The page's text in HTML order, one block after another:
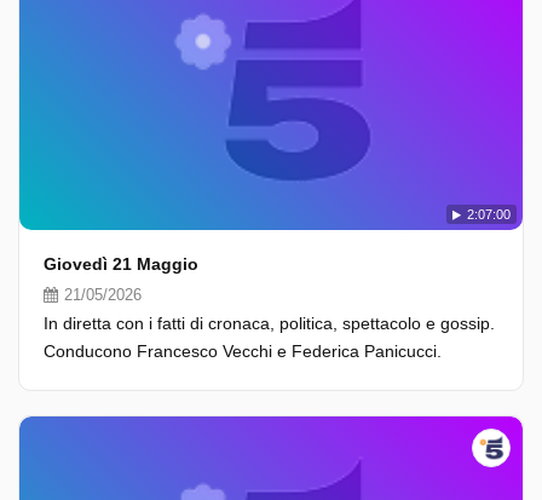
2:07:00
Giovedì 21 Maggio
21/05/2026
In diretta con i fatti di cronaca, politica, spettacolo e gossip.
Conducono Francesco Vecchi e Federica Panicucci.